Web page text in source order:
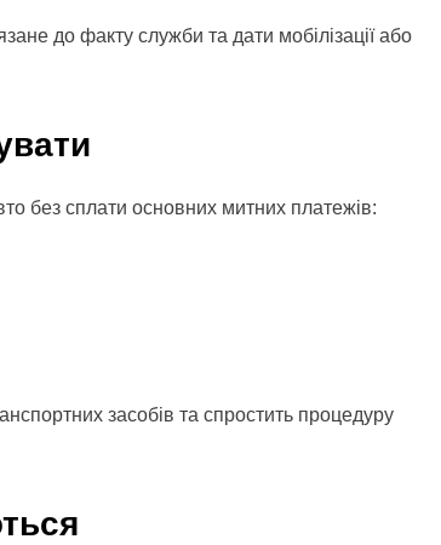
до факту служби та дати мобілізації або
без сплати основних митних платежів:
засобів та спростить процедуру